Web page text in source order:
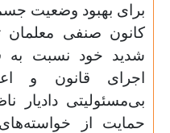
برای بهبود وضعیت
کانون صنفی معلمان
شدید خود نسبت به
اجرای قانون و
بی‌مسئولیتی دادیار
حمایت از خواسته‌های